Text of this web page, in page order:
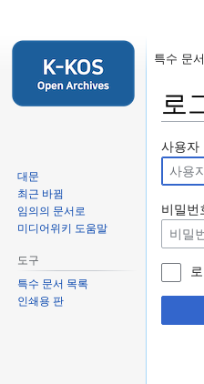
로
둘
러
보
기
로
가
기
검
색
하
러
가
기
사용자
비밀번
특수 문서
대문
최근 바뀜
임의의 문서로
미디어위키 도움말
도구
특수 문서 목록
인쇄용 판